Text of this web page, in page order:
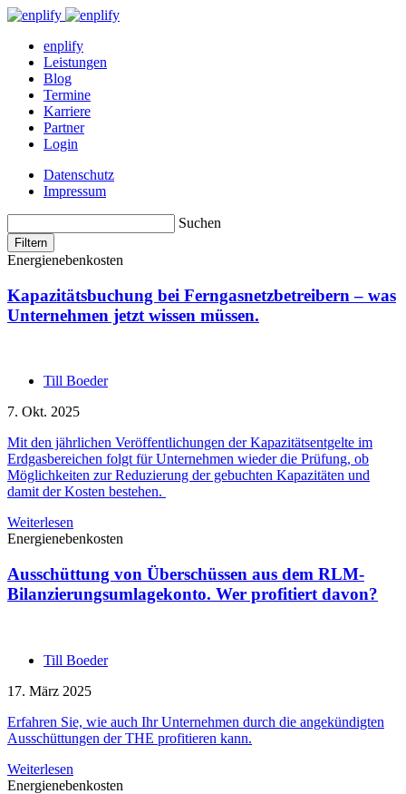
enplify
Leistungen
Blog
Termine
Karriere
Partner
Login
Datenschutz
Impressum
Suchen
Filtern
Energienebenkosten
Kapazitätsbuchung bei Ferngasnetzbetreibern – was
Unternehmen jetzt wissen müssen.
Till Boeder
7. Okt. 2025
Mit den jährlichen Veröffentlichungen der Kapazitätsentgelte im
Erdgasbereichen folgt für Unternehmen wieder die Prüfung, ob
Möglichkeiten zur Reduzierung der gebuchten Kapazitäten und
damit der Kosten bestehen.
Weiterlesen
Energienebenkosten
Ausschüttung von Überschüssen aus dem RLM-
Bilanzierungsumlagekonto. Wer profitiert davon?
Till Boeder
17. März 2025
Erfahren Sie, wie auch Ihr Unternehmen durch die angekündigten
Ausschüttungen der THE profitieren kann.
Weiterlesen
Energienebenkosten